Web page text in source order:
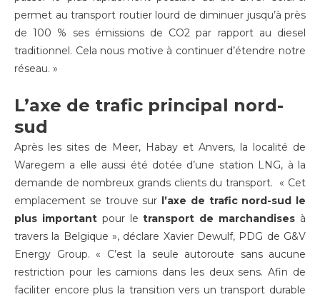
permet au transport routier lourd de diminuer jusqu’à près
de 100 % ses émissions de CO2 par rapport au diesel
traditionnel. Cela nous motive à continuer d’étendre notre
réseau. »
L’axe de trafic principal nord-
sud
Après les sites de Meer, Habay et Anvers, la localité de
Waregem a elle aussi été dotée d’une station LNG, à la
demande de nombreux grands clients du transport. « Cet
emplacement se trouve sur l’axe de trafic nord-sud le
plus importantpour letransport de marchandises à
travers la Belgique », déclare Xavier Dewulf, PDG de G&V
Energy Group. « C’est la seule autoroute sans aucune
restriction pour les camions dans les deux sens. Afin de
faciliter encore plus la transition vers un transport durable